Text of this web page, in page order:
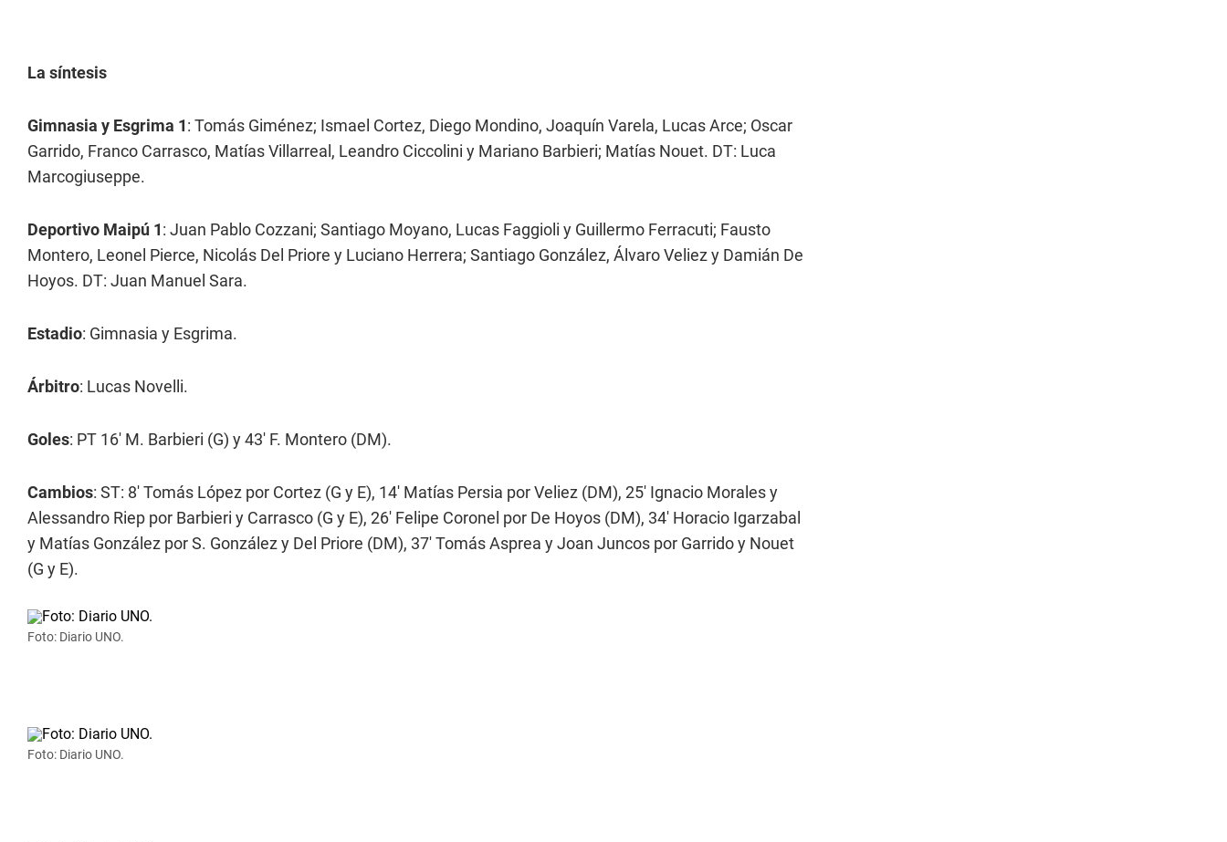
La síntesis
Gimnasia y Esgrima 1: Tomás Giménez; Ismael Cortez, Diego Mondino, Joaquín Varela, Lucas Arce; Oscar
Garrido, Franco Carrasco, Matías Villarreal, Leandro Ciccolini y Mariano Barbieri; Matías Nouet. DT: Luca
Marcogiuseppe.
Deportivo Maipú 1: Juan Pablo Cozzani; Santiago Moyano, Lucas Faggioli y Guillermo Ferracuti; Fausto
Montero, Leonel Pierce, Nicolás Del Priore y Luciano Herrera; Santiago González, Álvaro Veliez y Damián De
Hoyos. DT: Juan Manuel Sara.
Estadio: Gimnasia y Esgrima.
Árbitro: Lucas Novelli.
Goles: PT 16' M. Barbieri (G) y 43' F. Montero (DM).
Cambios: ST: 8' Tomás López por Cortez (G y E), 14' Matías Persia por Veliez (DM), 25' Ignacio Morales y
Alessandro Riep por Barbieri y Carrasco (G y E), 26' Felipe Coronel por De Hoyos (DM), 34' Horacio Igarzabal
y Matías González por S. González y Del Priore (DM), 37' Tomás Asprea y Joan Juncos por Garrido y Nouet
(G y E).
Foto: Diario UNO.
Foto: Diario UNO.